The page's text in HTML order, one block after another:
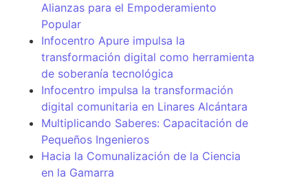
Alianzas para el Empoderamiento
Popular
Infocentro Apure impulsa la
transformación digital como herramienta
de soberanía tecnológica
Infocentro impulsa la transformación
digital comunitaria en Linares Alcántara
Multiplicando Saberes: Capacitación de
Pequeños Ingenieros
Hacia la Comunalización de la Ciencia
en la Gamarra